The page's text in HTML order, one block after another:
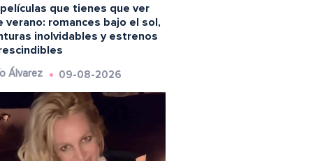
que tienes que ver
verano: romances bajo el sol,
inolvidables y estrenos
Álvarez 09-08-2026